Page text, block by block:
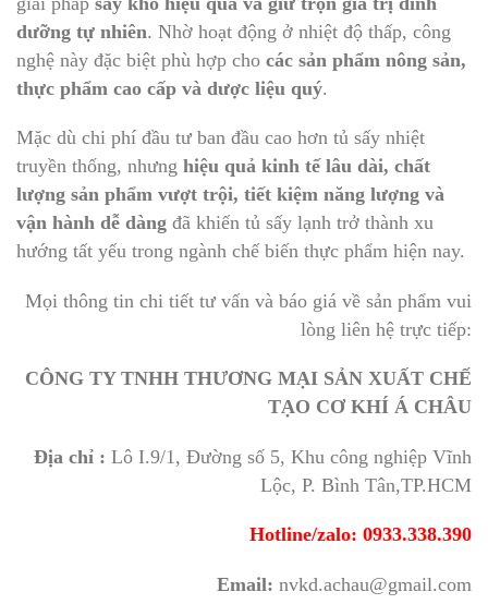
dưỡng tự nhiên. Nhờ hoạt động ở nhiệt độ thấp, công
nghệ này đặc biệt phù hợp cho các sản phẩm nông sản,
thực phẩm cao cấp và dược liệu quý.
Mặc dù chi phí đầu tư ban đầu cao hơn tủ sấy nhiệt
truyền thống, nhưng hiệu quả kinh tế lâu dài, chất
lượng sản phẩm vượt trội, tiết kiệm năng lượng và
vận hành dễ dàng đã khiến tủ sấy lạnh trở thành xu
hướng tất yếu trong ngành chế biến thực phẩm hiện nay.
Mọi thông tin chi tiết tư vấn và báo giá về sản phẩm vui
lòng liên hệ trực tiếp:
CÔNG TY TNHH THƯƠNG MẠI SẢN XUẤT CHẾ
TẠO CƠ KHÍ Á CHÂU
Địa chỉ : Lô I.9/1, Đường số 5, Khu công nghiệp Vĩnh
Lộc, P. Bình Tân,TP.HCM
Hotline/zalo: 0933.338.390
Email: nvkd.achau@gmail.com